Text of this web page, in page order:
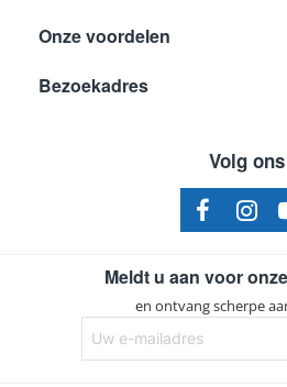
Onze voordelen
Bezoekadres
Volg ons
Meldt u aan voor
en ontvang scherpe
e-
mailadres